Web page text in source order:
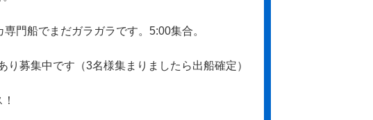
門船でまだガラガラです。5:00集合。
募集中です（3名様集まりましたら出船確定）